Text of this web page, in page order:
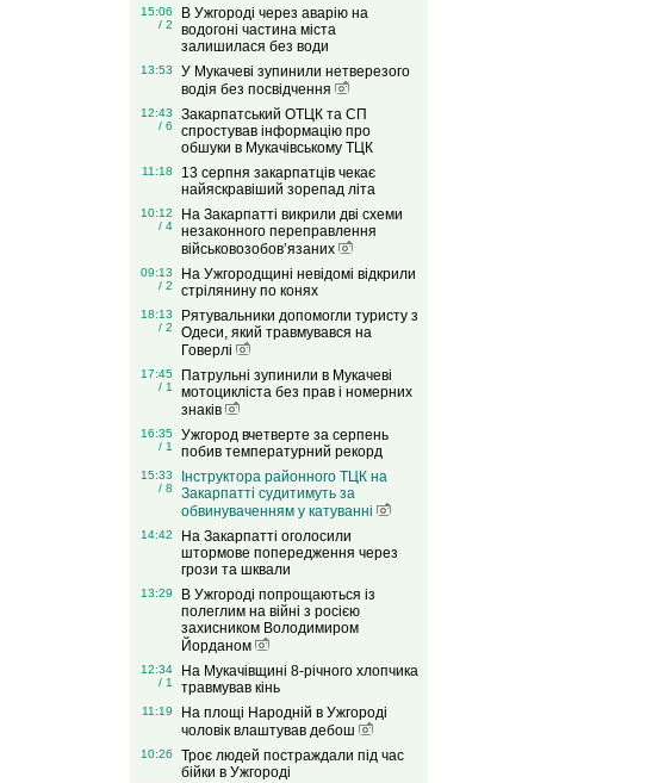
15:06
/ 2
В Ужгороді через аварію на
водогоні частина міста
залишилася без води
13:53
У Мукачеві зупинили нетверезого
водія без посвідчення
12:43
/ 6
Закарпатський ОТЦК та СП
спростував інформацію про
обшуки в Мукачівському ТЦК
11:18
13 серпня закарпатців чекає
найяскравіший зорепад літа
10:12
/ 4
На Закарпатті викрили дві схеми
незаконного переправлення
військовозобов’язаних
09:13
/ 2
На Ужгородщині невідомі відкрили
стрілянину по конях
18:13
/ 2
Рятувальники допомогли туристу з
Одеси, який травмувався на
Говерлі
17:45
/ 1
Патрульні зупинили в Мукачеві
мотоцикліста без прав і номерних
знаків
16:35
/ 1
Ужгород вчетверте за серпень
побив температурний рекорд
15:33
/ 8
Інструктора районного ТЦК на
Закарпатті судитимуть за
обвинуваченням у катуванні
14:42
На Закарпатті оголосили
штормове попередження через
грози та шквали
13:29
В Ужгороді попрощаються із
полеглим на війні з росією
захисником Володимиром
Йорданом
12:34
/ 1
На Мукачівщині 8-річного хлопчика
травмував кінь
11:19
На площі Народній в Ужгороді
чоловік влаштував дебош
10:26
Троє людей постраждали під час
бійки в Ужгороді